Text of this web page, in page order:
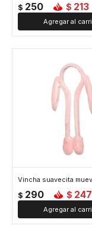
$ 250 $ 213
$ 290 $ 247